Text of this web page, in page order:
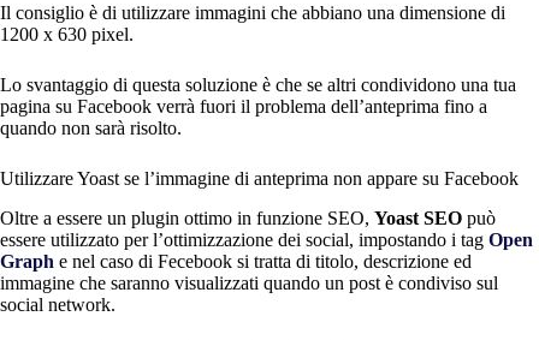
Il consiglio è di utilizzare immagini che abbiano una dimensione di
1200 x 630 pixel.
Lo svantaggio di questa soluzione è che se altri condividono una tua
pagina su Facebook verrà fuori il problema dell’anteprima fino a
quando non sarà risolto.
Utilizzare Yoast se l’immagine di anteprima non appare su Facebook
Oltre a essere un plugin ottimo in funzione SEO, Yoast SEO può
essere utilizzato per l’ottimizzazione dei social, impostando i tag Open
Graph e nel caso di Fecebook si tratta di titolo, descrizione ed
immagine che saranno visualizzati quando un post è condiviso sul
social network.